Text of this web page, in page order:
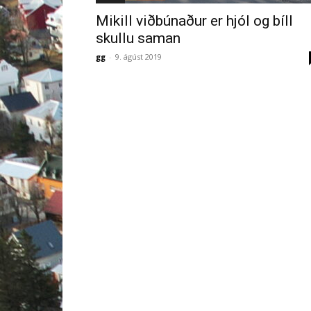
Mikill viðbúnaður er hjól og bíll
skullu saman
gg - 9. ágúst 2019